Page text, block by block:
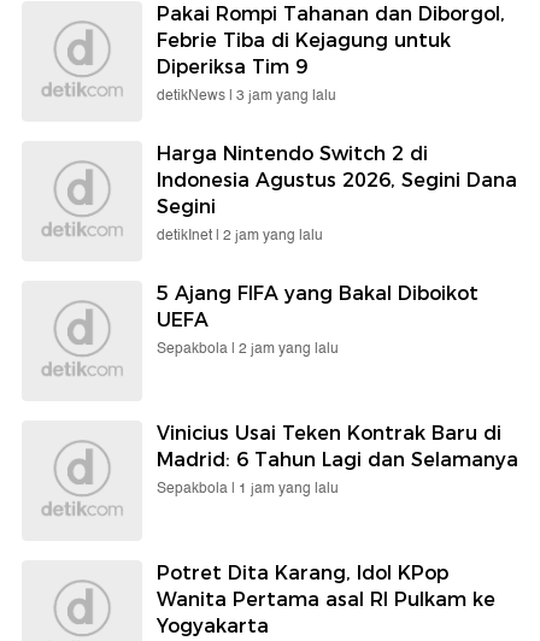
Pakai Rompi Tahanan dan Diborgol,
Febrie Tiba di Kejagung untuk
Diperiksa Tim 9
detikNews | 3 jam yang lalu
Harga Nintendo Switch 2 di
Indonesia Agustus 2026, Segini Dana
Segini
detikInet | 2 jam yang lalu
5 Ajang FIFA yang Bakal Diboikot
UEFA
Sepakbola | 2 jam yang lalu
Vinicius Usai Teken Kontrak Baru di
Madrid: 6 Tahun Lagi dan Selamanya
Sepakbola | 1 jam yang lalu
Potret Dita Karang, Idol KPop
Wanita Pertama asal RI Pulkam ke
Yogyakarta